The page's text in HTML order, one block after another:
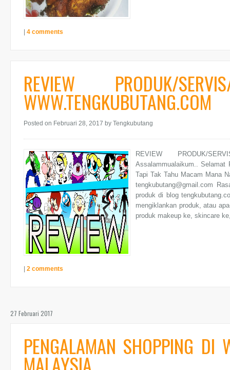
4 comments
REVIEW PRODUK/
WWW.TENGKUBUTANG.COM
Posted on Februari 28, 2017 by Tengkubutang
REVIEW PRODUK/
Assalammualaikum.. Selamat
Tapi Tak Tahu Macam Mana
tengkubutang@gmail.com
produk di blog
mengiklankan produk, atau
produk makeup ke, skincare
2 comments
27 Februari 2017
PENGALAMAN SHOPPING DI
MALAYSIA